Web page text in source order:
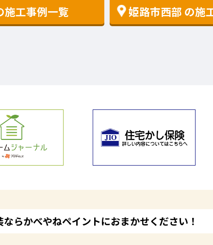
施工事例一覧 姫路市西部 の施
らかべやねペイントにおまかせください！